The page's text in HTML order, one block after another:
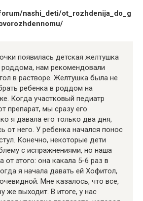
nashi_deti/ot_rozhdenija_do_g
появилась детская желтушка
роддома, нам рекомендовали
в растворе. Желтушка была не
ребенка в роддом на
Когда участковый педиатр
препарат, мы сразу его
я давала его только два дня,
от него. У ребенка начался понос
Конечно, некоторые дети
с испражнениями, но наша
от этого: она какала 5-6 раз в
я начала давать ей Хофитол,
Мне казалось, что все,
же выходит. В итоге, у нас